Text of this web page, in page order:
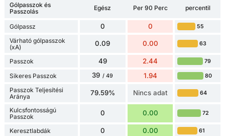
Gólpasszok és
Passzolás
Egész Per 90 Perc percentil
Gólpassz 0 0 55
Várható gólpasszok
(xA)
0.09 0.00 63
Passzok 49 2.44 79
Sikeres Passzok 39 / 49 1.94 80
Passzok Teljesítési
Aránya
79.59% Nincs adat 64
Kulcsfontosságú
Passzok
0 0.00 72
Keresztlabdák 0 0.00 61